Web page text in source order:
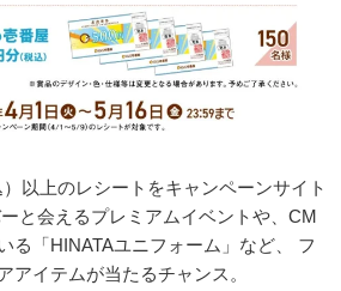
以上のレシートをキャンペーンサイト
と会えるプレミアムイベントや、CM
る「HINATAユニフォーム」など、 フ
アイテムが当たるチャンス。